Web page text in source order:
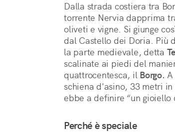
Dalla strada costiera tra
torrente Nervia dapprima
oliveti e vigne. Si giunge
dal Castello dei Doria. Più
la parte medievale, detta
scalinate ai piedi del
quattrocentesca, il Borgo. A
schiena d'asino, 33 metri
ebbe a definire “un gioiello
Perché è speciale